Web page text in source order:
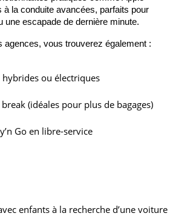
à la conduite avancées, parfaits pour
une escapade de dernière minute.
agences, vous trouverez également :
hybrides ou électriques
(idéales pour plus de bagages)
Go en libre-service
enfants à la recherche d’une